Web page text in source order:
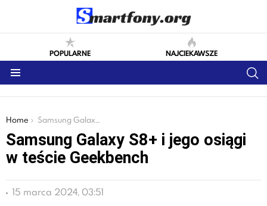
POPULARNE NAJCIEKAWSZE
You are here:
Home Samsung Galaxy S8+ i jego osiągi w teście Geekbench
Samsung Galaxy S8+ i jego osiągi
w teście Geekbench
15 marca 2024, 03:51